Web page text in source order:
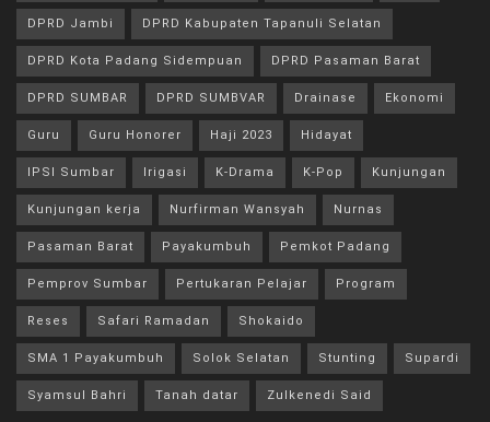
DPRD Jambi DPRD Kabupaten Tapanuli Selatan
DPRD Kota Padang Sidempuan DPRD Pasaman Barat
DPRD SUMBAR DPRD SUMBVAR Drainase Ekonomi
Guru Guru Honorer Haji 2023 Hidayat
IPSI Sumbar Irigasi K-Drama K-Pop Kunjungan
Kunjungan kerja Nurfirman Wansyah Nurnas
Pasaman Barat Payakumbuh Pemkot Padang
Pemprov Sumbar Pertukaran Pelajar Program
Reses Safari Ramadan Shokaido
SMA 1 Payakumbuh Solok Selatan Stunting Supardi
Syamsul Bahri Tanah datar Zulkenedi Said